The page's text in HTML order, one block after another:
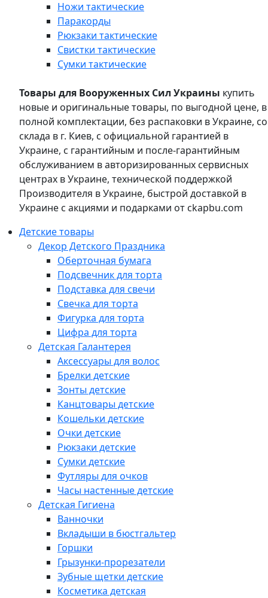
Ножи тактические
Паракорды
Рюкзаки тактические
Свистки тактические
Сумки тактические
Товары для Вооруженных Сил Украины купить
новые и оригинальные товары, по выгодной цене, в
полной комплектации, без распаковки в Украине, со
склада в г. Киев, с официальной гарантией в
Украине, с гарантийным и после-гарантийным
обслуживанием в авторизированных сервисных
центрах в Украине, технической поддержкой
Производителя в Украине, быстрой доставкой в
Украине с акциями и подарками от ckapbu.com
Детские товары
Декор Детского Праздника
Оберточная бумага
Подсвечник для торта
Подставка для свечи
Свечка для торта
Фигурка для торта
Цифра для торта
Детская Галантерея
Аксессуары для волос
Брелки детские
Зонты детские
Канцтовары детские
Кошельки детские
Очки детские
Рюкзаки детские
Сумки детские
Футляры для очков
Часы настенные детские
Детская Гигиена
Ванночки
Вкладыши в бюстгальтер
Горшки
Грызунки-прорезатели
Зубные щетки детские
Косметика детская